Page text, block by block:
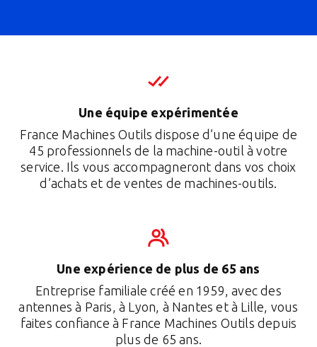
Une équipe expérimentée
France Machines Outils dispose d’une équipe de
45 professionnels de la machine-outil à votre
service. Ils vous accompagneront dans vos choix
d’achats et de ventes de machines-outils.
Une expérience de plus de 65 ans
Entreprise familiale créé en 1959, avec des
antennes à Paris, à Lyon, à Nantes et à Lille, vous
faites confiance à France Machines Outils depuis
plus de 65 ans.